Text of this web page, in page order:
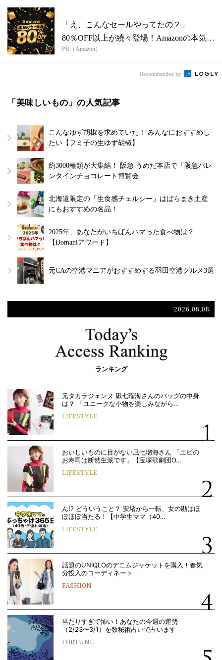
「え、こんなセールやってたの？」
80％OFF以上が続々登場！Amazonの本気
が...
PR（Amazon）
Recommended by
「美味しいもの」の人気記事
こんなゆず胡椒を求めていた！ みんなにおすすめし
たい【フミ子の生ゆず胡椒】
約3000種類が大集結！ 阪急 うめだ本店で「阪急バレ
ンタインチョコレート博覧会…
北海道限定の「生食感チェルシー」はばらまき土産
にもおすすめの名品！
2025年、あなたがいちばんハマった食べ物は？
【Domaniアワード】
元CAの空港マニアがおすすめする羽田空港グルメ3選
2026.08.08
ランキング
元タカラジェンヌ 凪七瑠海さんのバッグの中身
は？ 「ユニークな小物を楽しみながら…
LIFESTYLE
おいしいものに目がない凪七瑠海さん 「エビの
お寿司は断然生派です」【宝塚歌劇団O…
LIFESTYLE
ん!? どういうこと？ 安堵から一転、女の勘はほ
ぼほぼ当たる！【中学生ママ（40…
LIFESTYLE
話題のUNIQLOのデニムジャケットを購入！春気
分投入のコーディネート
FASHION
当たりすぎて怖い！あなたの今週の運勢
（2/23〜3/1）を数秘術占いで占います
FORTUNE